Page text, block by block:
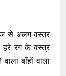
से अलग वस्त्र
हरे रंग के वस्त्र
बाँहों वाला